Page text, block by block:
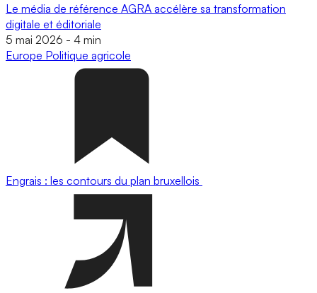
Le média de référence AGRA accélère sa transformation
digitale et éditoriale
5 mai 2026 - 4 min
Europe Politique agricole
Engrais : les contours du plan bruxellois